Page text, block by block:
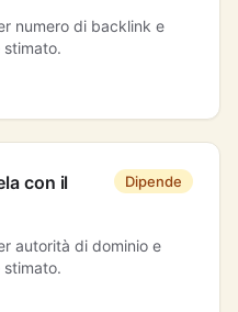
numero di backlink e
con il
Dipende
autorità di dominio e